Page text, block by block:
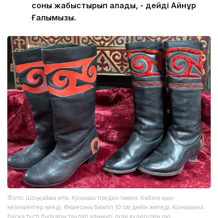
соны жабыстырып алады, - дейді Айнұр
Ғалымқызы.
Фото: Шоңқайма етік. Қонышы тізеден төмен. Көбіне қыз-
келіншектер киеді. Өкшесінің биіктігі 10 см дейін жетеді. Қонышына
басқа түсті былғары таңдап алынып, оған күдеріден ою